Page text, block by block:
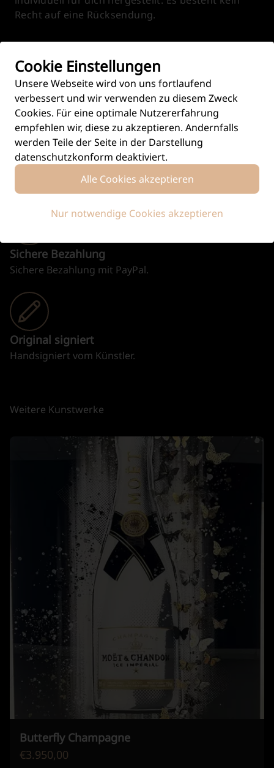
Recht auf eine Rücksendung.
HINTERGRUND ZUPOP ART MARILYN
Handgefertigt
Produziert in aufwändiger Handarbeit.
Sichere Bezahlung
Sichere Bezahlung mit PayPal.
Original signiert
Handsigniert vom Künstler.
Weitere Kunstwerke
Butterfly Champagne
€3.950,00
Cookie Einstellungen
Unsere Webseite wird von uns fortlaufend
verbessert und wir verwenden zu diesem Zweck
Cookies. Für eine optimale Nutzererfahrung
empfehlen wir, diese zu akzeptieren. Andernfalls
werden Teile der Seite in der Darstellung
datenschutzkonform deaktiviert.
Alle Cookies akzeptieren
Nur notwendige Cookies akzeptieren